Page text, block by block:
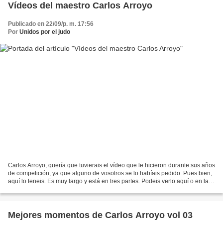
Vídeos del maestro Carlos Arroyo
Publicado en 22/09/p. m. 17:56
Por Unidos por el judo
Carlos Arroyo, quería que tuvierais el vídeo que le hicieron durante sus años
de competición, ya que alguno de vosotros se lo habíais pedido. Pues bien,
aquí lo teneis. Es muy largo y está en tres partes. Podeis verlo aquí o en la
Mejores momentos de Carlos Arroyo vol 03